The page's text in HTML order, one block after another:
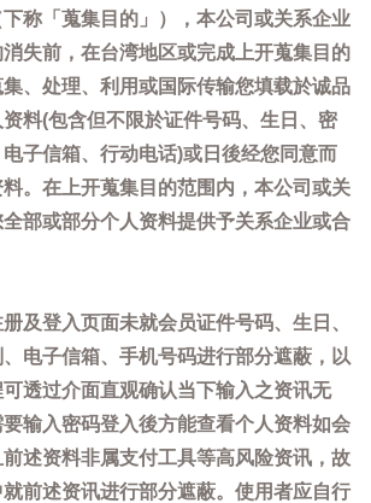
称「蒐集目的」），本公司或关系企业
失前，在台湾地区或完成上开蒐集目的
、处理、利用或国际传输您填载於诚品
料(包含但不限於证件号码、生日、密
子信箱、行动电话)或日後经您同意而
。在上开蒐集目的范围内，本公司或关
部或部分个人资料提供予关系企业或合
及登入页面未就会员证件号码、生日、
电子信箱、手机号码进行部分遮蔽，以
透过介面直观确认当下输入之资讯无
输入密码登入後方能查看个人资料如会
述资料非属支付工具等高风险资讯，故
前述资讯进行部分遮蔽。使用者应自行